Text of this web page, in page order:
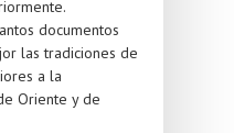
documentos
las tradiciones de
a la
Oriente y de